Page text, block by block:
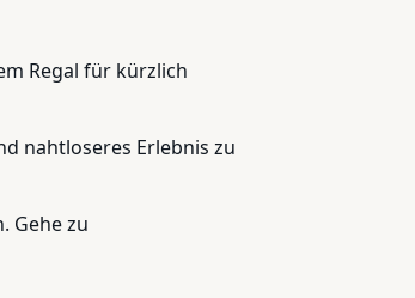
Regal für kürzlich
nahtloseres Erlebnis zu
Gehe zu